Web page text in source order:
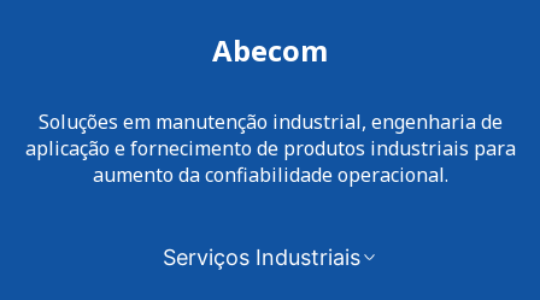
Abecom
Soluções em manutenção industrial, engenharia de
aplicação e fornecimento de produtos industriais para
aumento da confiabilidade operacional.
Serviços Industriais